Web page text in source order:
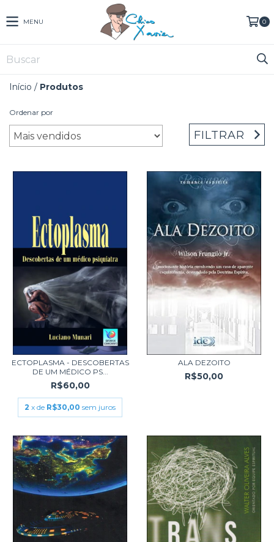
MENU 0
Início / Produtos
Ordenar por
FILTRAR
ECTOPLASMA - DESCOBERTAS
DE UM MÉDICO PS...
R$60,00
2 x de R$30,00 sem juros
ALA DEZOITO
R$50,00